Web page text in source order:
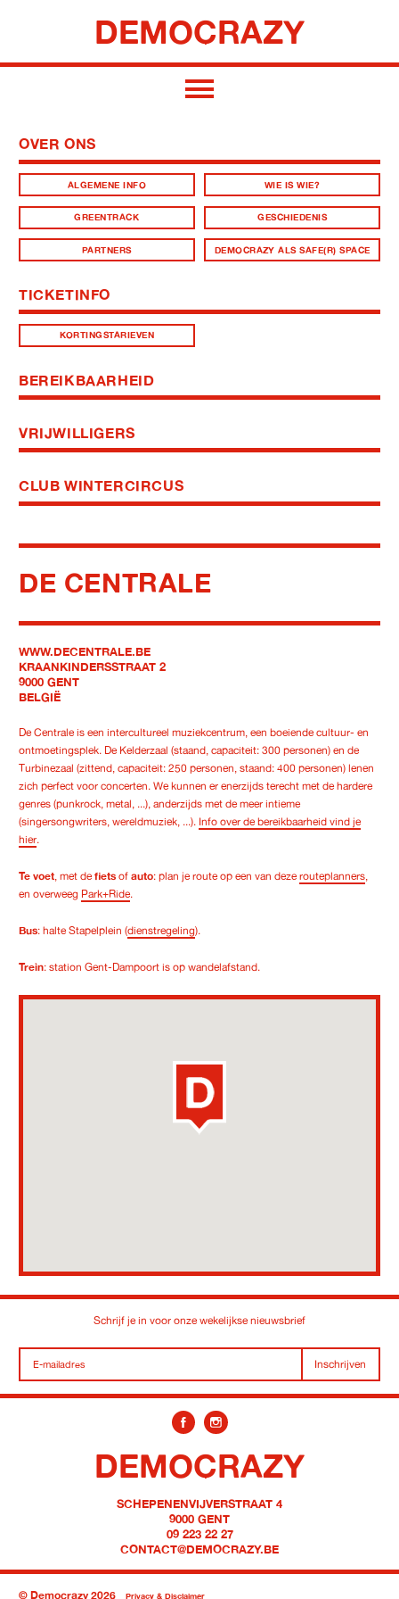
DEMOCRAZY
DE CENTRALE
WWW.DECENTRALE.BE
KRAANKINDERSSTRAAT 2
9000 GENT
BELGIË
De Centrale is een intercultureel muziekcentrum, een boeiende cultuur- en
ontmoetingsplek. De Kelderzaal (staand, capaciteit: 300 personen) en de
Turbinezaal (zittend, capaciteit: 250 personen, staand: 400 personen) lenen
zich perfect voor concerten. We kunnen er enerzijds terecht met de hardere
genres (punkrock, metal, ...), anderzijds met de meer intieme
(singersongwriters, wereldmuziek, ...). Info over de bereikbaarheid vind je
hier.
Te voet , met defiets of auto: plan je route op een van dezerouteplanners
en overweeg Park+Ride.
Bus: halte Stapelplein (dienstregeling).
Trein: station Gent-Dampoort is op wandelafstand.
OVER ONS
ALGEMENE INFO WIE IS WIE?
GREENTRACK GESCHIEDENIS
PARTNERS DEMOCRAZY ALS SAFE(R) SPACE
TICKETINFO
KORTINGSTARIEVEN
BEREIKBAARHEID
VRIJWILLIGERS
CLUB WINTERCIRCUS
Schrijf je in voor onze wekelijkse nieuwsbrief
Inschrijven
DEMOCRAZY
SCHEPENENVIJVERSTRAAT 4
9000 GENT
09 223 22 27
CONTACT@DEMOCRAZY.BE
© Democrazy 2026 Privacy & Disclaimer